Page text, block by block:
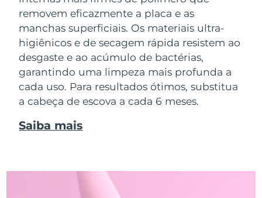
removem eficazmente a placa e as
manchas superficiais. Os materiais ultra-
higiênicos e de secagem rápida resistem ao
desgaste e ao acúmulo de bactérias,
garantindo uma limpeza mais profunda a
cada uso. Para resultados ótimos, substitua
a cabeça de escova a cada 6 meses.
Saiba mais